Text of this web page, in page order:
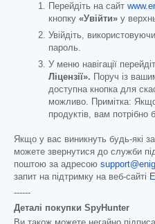
Перейдіть на сайт
кнопку «Увійти» у
Увійдіть,
пароль.
У меню навігації
Ліцензії». Поруч із
доступна кнопка для
можливо. Примітка:
продуктів, вам потрібно
Якщо у вас виникнуть будь-які
можете звернутися до служби
поштою за адресою
запит на підтримку на веб-сайті
------
Деталі покупки SpyHunter